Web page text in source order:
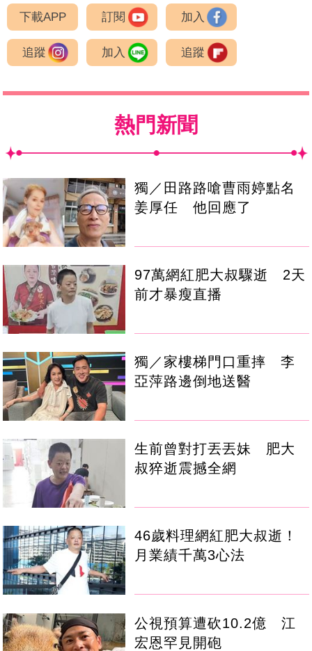
下載APP 訂閱 加入
追蹤 加入 追蹤
熱門新聞
獨／田路路嗆曹雨婷點名
姜厚任 他回應了
97萬網紅肥大叔驟逝 2天
前才暴瘦直播
獨／家樓梯門口重摔 李
亞萍路邊倒地送醫
生前曾對打丟丟妹 肥大
叔猝逝震撼全網
46歲料理網紅肥大叔逝！
月業績千萬3心法
公視預算遭砍10.2億 江
宏恩罕見開砲